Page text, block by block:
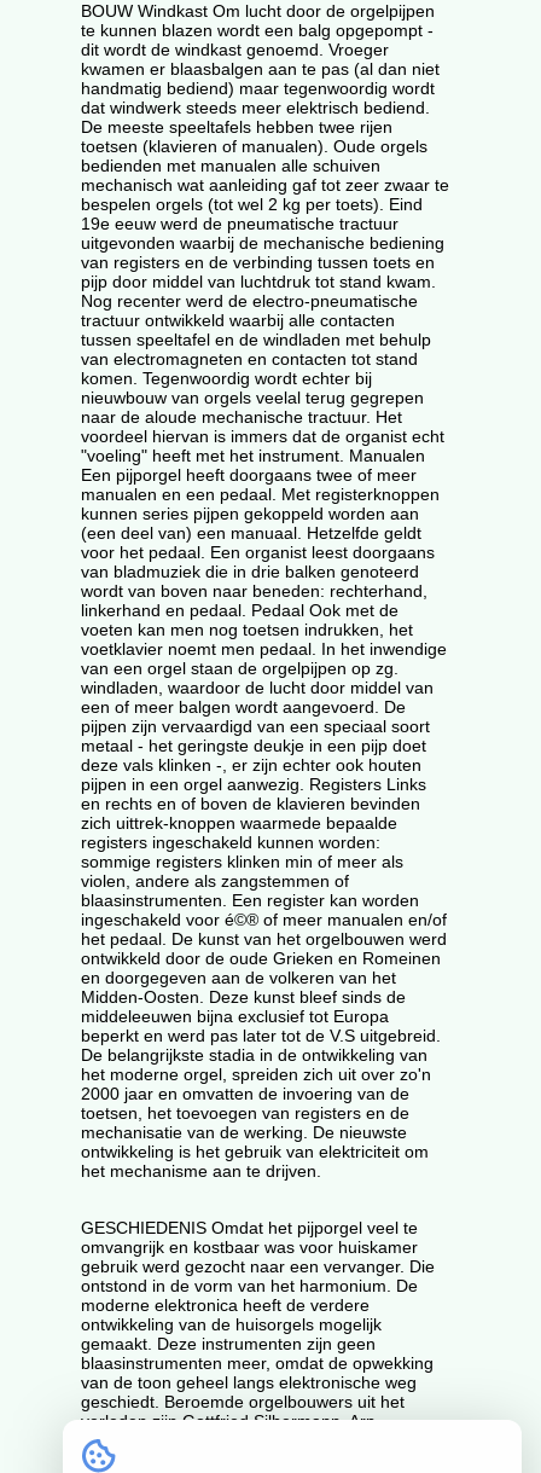
BOUW Windkast Om lucht door de orgelpijpen
te kunnen blazen wordt een balg opgepompt -
dit wordt de windkast genoemd. Vroeger
kwamen er blaasbalgen aan te pas (al dan niet
handmatig bediend) maar tegenwoordig wordt
dat windwerk steeds meer elektrisch bediend.
De meeste speeltafels hebben twee rijen
toetsen (klavieren of manualen). Oude orgels
bedienden met manualen alle schuiven
mechanisch wat aanleiding gaf tot zeer zwaar te
bespelen orgels (tot wel 2 kg per toets). Eind
19e eeuw werd de pneumatische tractuur
uitgevonden waarbij de mechanische bediening
van registers en de verbinding tussen toets en
pijp door middel van luchtdruk tot stand kwam.
Nog recenter werd de electro-pneumatische
tractuur ontwikkeld waarbij alle contacten
tussen speeltafel en de windladen met behulp
van electromagneten en contacten tot stand
komen. Tegenwoordig wordt echter bij
nieuwbouw van orgels veelal terug gegrepen
naar de aloude mechanische tractuur. Het
voordeel hiervan is immers dat de organist echt
"voeling" heeft met het instrument. Manualen
Een pijporgel heeft doorgaans twee of meer
manualen en een pedaal. Met registerknoppen
kunnen series pijpen gekoppeld worden aan
(een deel van) een manuaal. Hetzelfde geldt
voor het pedaal. Een organist leest doorgaans
van bladmuziek die in drie balken genoteerd
wordt van boven naar beneden: rechterhand,
linkerhand en pedaal. Pedaal Ook met de
voeten kan men nog toetsen indrukken, het
voetklavier noemt men pedaal. In het inwendige
van een orgel staan de orgelpijpen op zg.
windladen, waardoor de lucht door middel van
een of meer balgen wordt aangevoerd. De
pijpen zijn vervaardigd van een speciaal soort
metaal - het geringste deukje in een pijp doet
deze vals klinken -, er zijn echter ook houten
pijpen in een orgel aanwezig. Registers Links
en rechts en of boven de klavieren bevinden
zich uittrek-knoppen waarmede bepaalde
registers ingeschakeld kunnen worden:
sommige registers klinken min of meer als
violen, andere als zangstemmen of
blaasinstrumenten. Een register kan worden
ingeschakeld voor é©® of meer manualen en/of
het pedaal. De kunst van het orgelbouwen werd
ontwikkeld door de oude Grieken en Romeinen
en doorgegeven aan de volkeren van het
Midden-Oosten. Deze kunst bleef sinds de
middeleeuwen bijna exclusief tot Europa
beperkt en werd pas later tot de V.S uitgebreid.
De belangrijkste stadia in de ontwikkeling van
het moderne orgel, spreiden zich uit over zo'n
2000 jaar en omvatten de invoering van de
toetsen, het toevoegen van registers en de
mechanisatie van de werking. De nieuwste
ontwikkeling is het gebruik van elektriciteit om
het mechanisme aan te drijven.
GESCHIEDENIS Omdat het pijporgel veel te
omvangrijk en kostbaar was voor huiskamer
gebruik werd gezocht naar een vervanger. Die
ontstond in de vorm van het harmonium. De
moderne elektronica heeft de verdere
ontwikkeling van de huisorgels mogelijk
gemaakt. Deze instrumenten zijn geen
blaasinstrumenten meer, omdat de opwekking
van de toon geheel langs elektronische weg
geschiedt. Beroemde orgelbouwers uit het
verleden zijn Gottfried Silbermann, Arp
Schnitger en Albertus Antoni Hinsz. Vermaarde
hedendaagse orgelbouwers zijn Flentrop,